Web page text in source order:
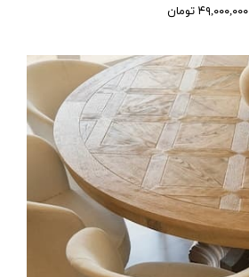
۴۹,۰۰۰,۰۰۰ تومان